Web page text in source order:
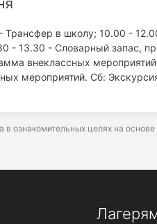
в школу; 10.00 -
- 13.30 - Словарный запас,
внеклассных
мероприятий. Сб:
ознакомительных целях на